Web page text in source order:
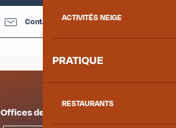
ACTIVITÉS NEIGE
PRATIQUE
RESTAURANTS
Contactez-nous
Offices de tourisme